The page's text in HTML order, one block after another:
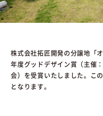
株式会社拓匠開発の分譲地「
年度グッドデザイン賞（主催
会）を受賞いたしました。こ
となります。